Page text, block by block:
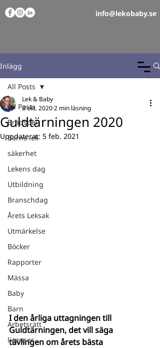
info@lekobaby.se
Inlägg
All Posts
Brädspel
Barns lek
säkerhet
Lekens dag
Utbildning
Branschdag
Årets Leksak
Utmärkelse
Böcker
Rapporter
Mässa
Baby
Barn
Arbetsrätt
licenser
All Posts
Guldtärningen 2020
Lek & Baby
8 okt. 20202 min läsning
Uppdaterat: 5 feb. 2021
I den årliga uttagningen till
Guldtärningen, det vill säga
tävlingen om årets bästa